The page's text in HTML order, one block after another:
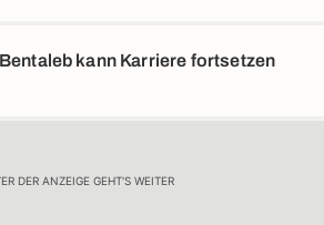
kann Karriere fortsetzen
DER ANZEIGE GEHT'S WEITER